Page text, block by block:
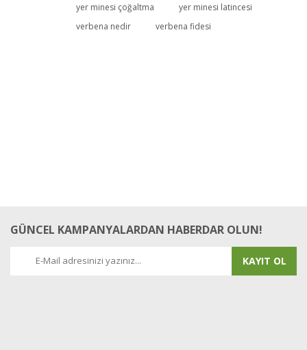
Yorum Yaz
yer minesi çoğaltma
yer minesi latincesi
verbena nedir
verbena fidesi
GÜNCEL KAMPANYALARDAN HABERDAR OLUN!
KAYIT OL